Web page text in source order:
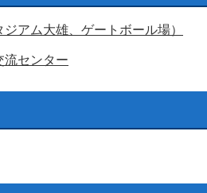
アム大雄、ゲートボール場）
流センター